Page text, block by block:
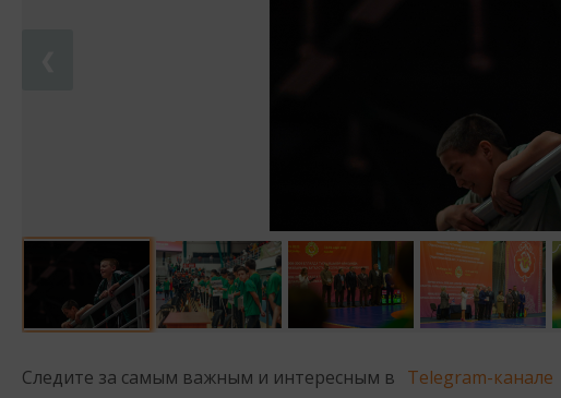
Следите за самым важным и интересным в Telegram-канале